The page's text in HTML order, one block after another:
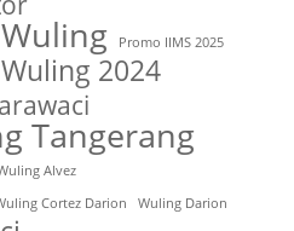
Promo IIMS 2025
2024
Tangerang
Alvez
Cortez Darion Wuling Darion